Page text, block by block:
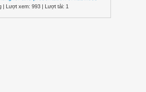
| Lượt xem: 993 | Lượt tải: 1